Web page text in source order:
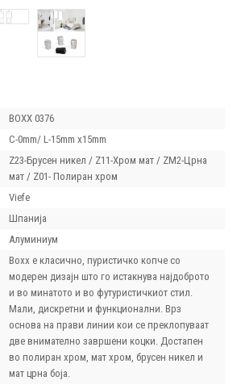
BOXX 0376
C-0mm/ L-15mm x15mm
Z23-Брусен никел / Z11-Хром мат / ZM2-Црна
мат / Z01- Полиран хром
Viefe
Шпанија
Алуминиум
Boxx е класично, пуристичко копче со
модерен дизајн што го истакнува најдоброто
и во минатото и во футуристичкиот стил.
Мали, дискретни и функционални. Врз
основа на прави линии кои се преклопуваат
две внимателно завршени коцки. Достапен
во полиран хром, мат хром, брусен никел и
мат црна боја.